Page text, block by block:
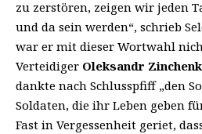
zu zerstören, zeigen wir jeden
und da sein werden“, schrieb
war er mit dieser Wortwahl
Verteidiger Oleksandr
dankte nach Schlusspfiff „den
Soldaten, die ihr Leben geben
Fast in Vergessenheit geriet,